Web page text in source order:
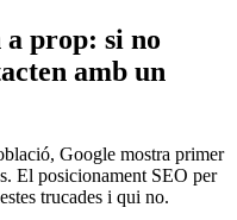
a prop: si no
amb un
Google mostra primer
El posicionament SEO per
trucades i qui no.